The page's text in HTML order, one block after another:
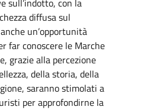
sull’indotto, con la
diffusa sul
un’opportunità
far conoscere le Marche
grazie alla percezione
della storia, della
saranno stimolati a
per approfondirne la